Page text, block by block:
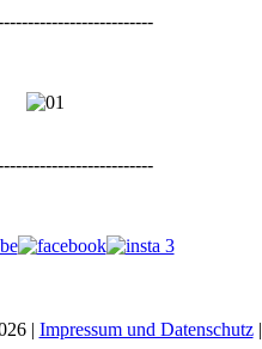
| Impressum und Datenschutz|